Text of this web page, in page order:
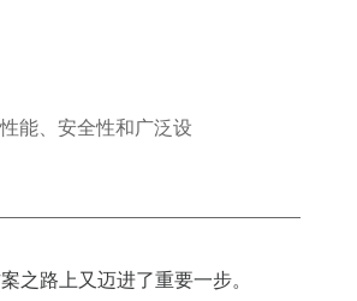
能、安全性和广泛设
之路上又迈进了重要一步。